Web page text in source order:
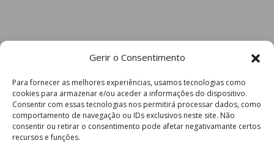
Gerir o Consentimento
Para fornecer as melhores experiências, usamos tecnologias como
cookies para armazenar e/ou aceder a informações do dispositivo.
Consentir com essas tecnologias nos permitirá processar dados, como
comportamento de navegação ou IDs exclusivos neste site. Não
consentir ou retirar o consentimento pode afetar negativamante certos
recursos e funções.